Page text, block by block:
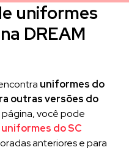
uniformes
DREAM
uniformes do
outras versões do
página, você pode
do SC
anteriores e para